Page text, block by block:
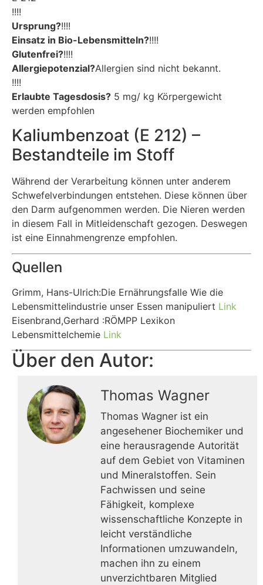
!!!!
Ursprung?!!!!
Einsatz in Bio-Lebensmitteln?!!!!
Glutenfrei?!!!!
Allergiepotenzial?Allergien sind nicht bekannt.
!!!!
Erlaubte Tagesdosis? 5 mg/ kg Körpergewicht
werden empfohlen
Kaliumbenzoat (E 212) –
Bestandteile im Stoff
Während der Verarbeitung können unter anderem
Schwefelverbindungen entstehen. Diese können über
den Darm aufgenommen werden. Die Nieren werden
in diesem Fall in Mitleidenschaft gezogen. Deswegen
ist eine Einnahmengrenze empfohlen.
Quellen
Grimm, Hans-Ulrich:Die Ernährungsfalle Wie die
Lebensmittelindustrie unser Essen manipuliert Link
Eisenbrand,Gerhard :RÖMPP Lexikon
Lebensmittelchemie Link
Über den Autor:
Thomas Wagner
Thomas Wagner ist ein
angesehener Biochemiker und
eine herausragende Autorität
auf dem Gebiet von Vitaminen
und Mineralstoffen. Sein
Fachwissen und seine
Fähigkeit, komplexe
wissenschaftliche Konzepte in
leicht verständliche
Informationen umzuwandeln,
machen ihn zu einem
unverzichtbaren Mitglied